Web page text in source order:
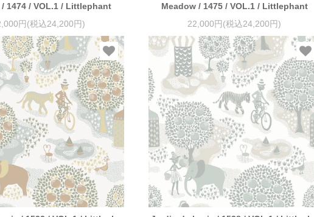
/ 1474 / VOL.1 / Littlephant
円(税込24,200円)
Meadow / 1475 / VOL.1 / Littlephant
22,000円(税込24,200円)